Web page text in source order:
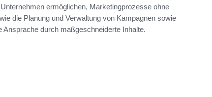
ermöglichen, Marketingprozesse ohne
die Planung und Verwaltung von Kampagnen sowie
durch maßgeschneiderte Inhalte.